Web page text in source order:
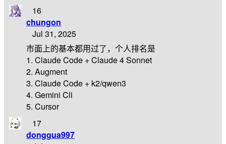
16
chungon
Jul 31, 2025
市面上的基本都用过了，个人排名是
1. Claude Code + Claude 4 Sonnet
2. Augment
3. Claude Code + k2/qwen3
4. Gemini Cli
5. Cursor
17
donggua997